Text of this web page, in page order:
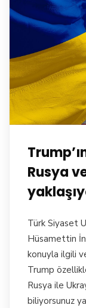
Rusya
Türk Siyaset
Hüsamettin
konuyla ilgili
Trump
Rusya ile
biliyorsunuz